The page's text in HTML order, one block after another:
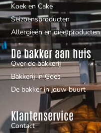
Koek en Cake
Seizoensproducten
Allergieën en dieetproducten
De bakker aan huis
Over de bakkerij
Bakkerij in Goes
De bakker in jouw buurt
Klantenservice
Contact